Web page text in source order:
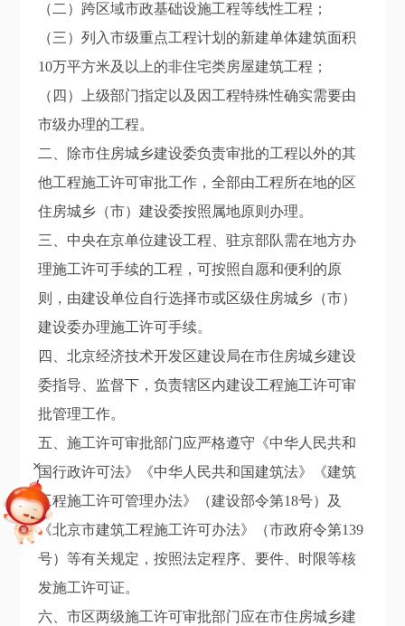
（二）跨区域市政基础设施工程等线性工程；
（三）列入市级重点工程计划的新建单体建筑面积
10万平方米及以上的非住宅类房屋建筑工程；
（四）上级部门指定以及因工程特殊性确实需要由
市级办理的工程。
二、除市住房城乡建设委负责审批的工程以外的其
他工程施工许可审批工作，全部由工程所在地的区
住房城乡（市）建设委按照属地原则办理。
三、中央在京单位建设工程、驻京部队需在地方办
理施工许可手续的工程，可按照自愿和便利的原
则，由建设单位自行选择市或区级住房城乡（市）
建设委办理施工许可手续。
四、北京经济技术开发区建设局在市住房城乡建设
委指导、监督下，负责辖区内建设工程施工许可审
批管理工作。
五、施工许可审批部门应严格遵守《中华人民共和
国行政许可法》《中华人民共和国建筑法》《建筑
工程施工许可管理办法》（建设部令第18号）及
《北京市建筑工程施工许可办法》（市政府令第139
号）等有关规定，按照法定程序、要件、时限等核
发施工许可证。
六、市区两级施工许可审批部门应在市住房城乡建
+